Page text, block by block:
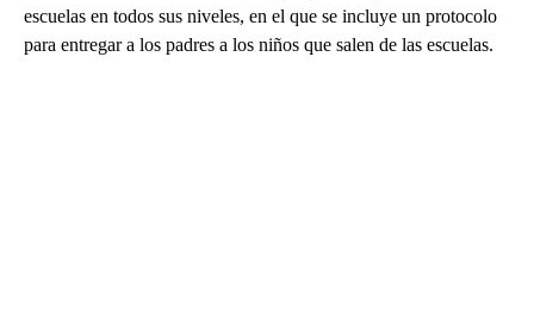
escuelas en todos sus niveles, en el que se incluye un protocolo
para entregar a los padres a los niños que salen de las escuelas.